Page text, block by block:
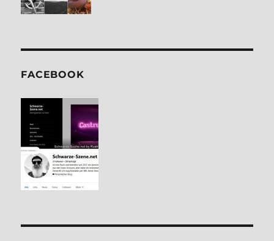
FACE­BOOK